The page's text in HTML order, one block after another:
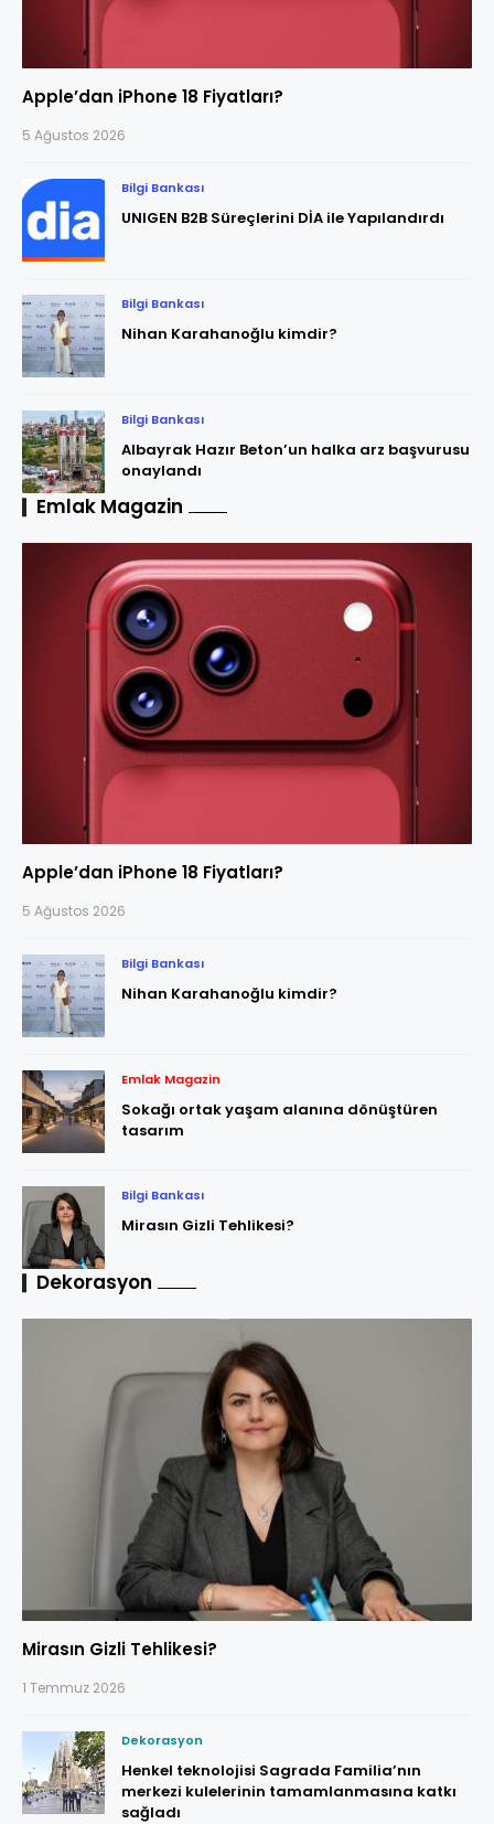
Apple’dan iPhone 18 Fiyatları?
5 Ağustos 2026
Bilgi Bankası
UNIGEN B2B Süreçlerini DİA ile Yapılandırdı
Bilgi Bankası
Nihan Karahanoğlu kimdir?
Bilgi Bankası
Albayrak Hazır Beton’un halka arz başvurusu
onaylandı
Emlak Magazin
Apple’dan iPhone 18 Fiyatları?
5 Ağustos 2026
Bilgi Bankası
Nihan Karahanoğlu kimdir?
Emlak Magazin
Sokağı ortak yaşam alanına dönüştüren
tasarım
Bilgi Bankası
Mirasın Gizli Tehlikesi?
Dekorasyon
Mirasın Gizli Tehlikesi?
1 Temmuz 2026
Dekorasyon
Henkel teknolojisi Sagrada Familia’nın
merkezi kulelerinin tamamlanmasına katkı
sağladı